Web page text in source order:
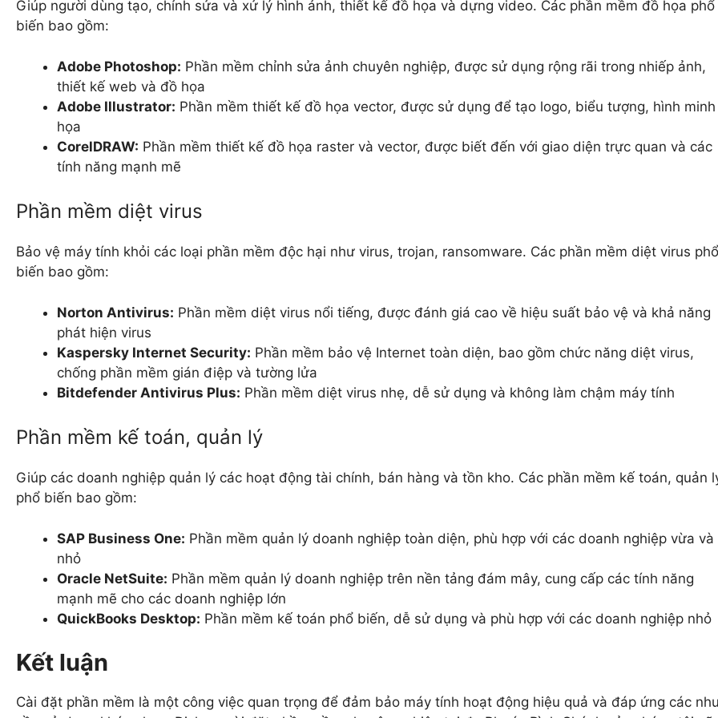
Giúp người dùng tạo, chỉnh sửa và xử lý hình ảnh, thiết kế đồ họa và dựng video. Các phần mềm đồ họa phổ
biến bao gồm:
Adobe Photoshop: Phần mềm chỉnh sửa ảnh chuyên nghiệp, được sử dụng rộng rãi trong nhiếp ảnh,
thiết kế web và đồ họa
Adobe Illustrator: Phần mềm thiết kế đồ họa vector, được sử dụng để tạo logo, biểu tượng, hình minh
họa
CorelDRAW: Phần mềm thiết kế đồ họa raster và vector, được biết đến với giao diện trực quan và các
tính năng mạnh mẽ
Phần mềm diệt virus
Bảo vệ máy tính khỏi các loại phần mềm độc hại như virus, trojan, ransomware. Các phần mềm diệt virus phổ
biến bao gồm:
Norton Antivirus: Phần mềm diệt virus nổi tiếng, được đánh giá cao về hiệu suất bảo vệ và khả năng
phát hiện virus
Kaspersky Internet Security: Phần mềm bảo vệ Internet toàn diện, bao gồm chức năng diệt virus,
chống phần mềm gián điệp và tường lửa
Bitdefender Antivirus Plus: Phần mềm diệt virus nhẹ, dễ sử dụng và không làm chậm máy tính
Phần mềm kế toán, quản lý
Giúp các doanh nghiệp quản lý các hoạt động tài chính, bán hàng và tồn kho. Các phần mềm kế toán, quản
phổ biến bao gồm:
SAP Business One: Phần mềm quản lý doanh nghiệp toàn diện, phù hợp với các doanh nghiệp vừa và
nhỏ
Oracle NetSuite: Phần mềm quản lý doanh nghiệp trên nền tảng đám mây, cung cấp các tính năng
mạnh mẽ cho các doanh nghiệp lớn
QuickBooks Desktop: Phần mềm kế toán phổ biến, dễ sử dụng và phù hợp với các doanh nghiệp nhỏ
Kết luận
Cài đặt phần mềm là một công việc quan trọng để đảm bảo máy tính hoạt động hiệu quả và đáp ứng các